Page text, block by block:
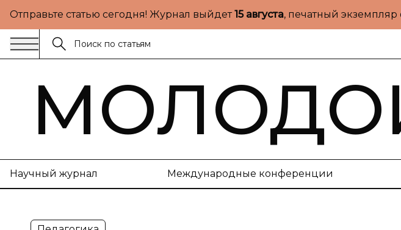
Отправьте статью сегодня! Журнал выйдет15 августа, печатный экземпляр
Научный журнал Международные конференции